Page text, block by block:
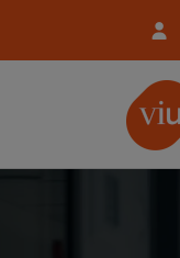
contenido